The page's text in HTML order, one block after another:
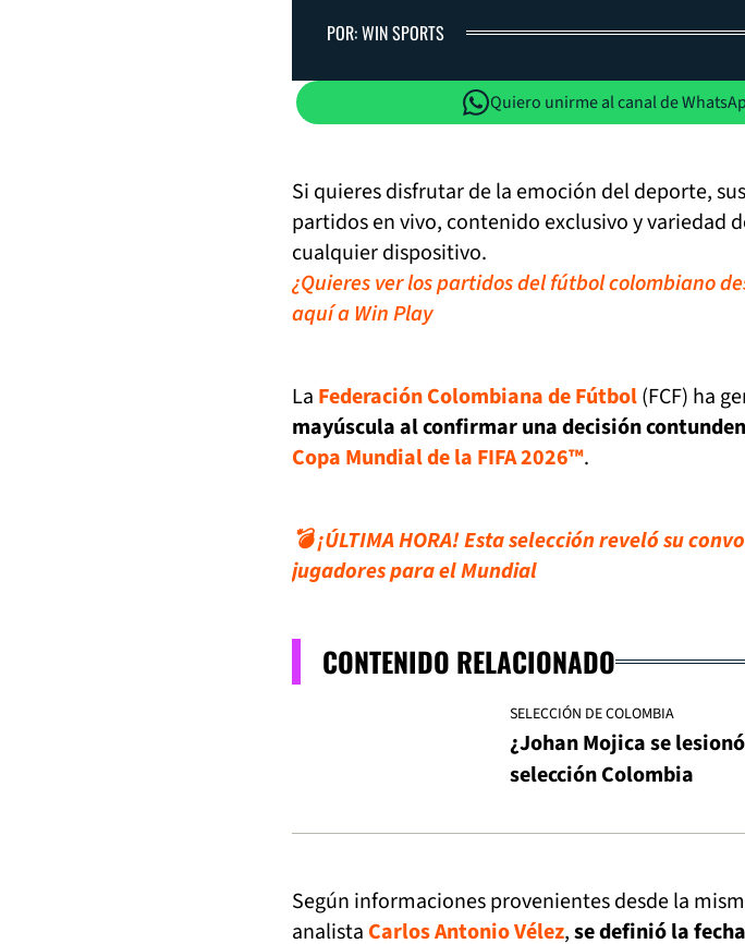
POR: WIN SPORTS
Quiero unirme al canal de
Si quieres disfrutar de la emoción del deporte,
partidos en vivo, contenido exclusivo y variedad
cualquier dispositivo.
¿Quieres ver los partidos del fútbol colombiano
aquí a Win Play
La Federación Colombiana de Fútbol(FCF) ha
mayúscula al confirmar una decisión
Copa Mundial de la FIFA 2026™.
💣 ¡ÚLTIMA HORA! Esta selección reveló su
jugadores para el Mundial
CONTENIDO RELACIONADO
SELECCIÓN DE COLOMBIA
¿Johan Mojica se
selección Colombia
Según informaciones provenientes desde la
analista Carlos Antonio Vélez,se definió la